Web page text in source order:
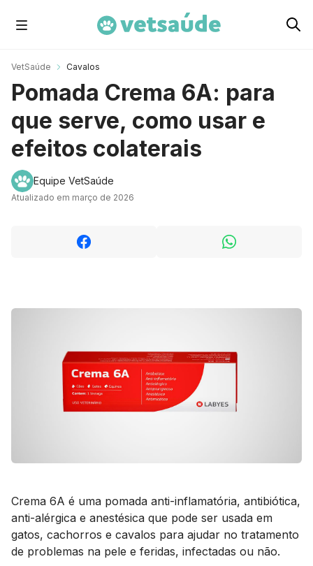
Gatos
Roedores
Aves
VetSaúde Cavalos
Pomada Crema 6A: para
que serve, como usar e
efeitos colaterais
Equipe VetSaúde
Atualizado em março de 2026
Crema 6A é uma pomada anti-inflamatória, antibiótica,
anti-alérgica e anestésica que pode ser usada em
gatos, cachorros e cavalos para ajudar no tratamento
de problemas na pele e feridas, infectadas ou não.